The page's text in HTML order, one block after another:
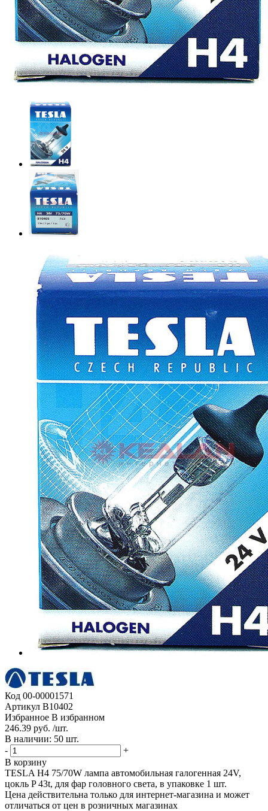
Код 00-00001571
Артикул B10402
Избранное В избранном
246.39 руб. /шт.
В наличии: 50 шт.
-
+
В корзину
TESLA H4 75/70W лампа автомобильная галогенная 24V,
цокль P 43t, для фар головного света, в упаковке 1 шт.
Цена действительна только для интернет-магазина и может
отличаться от цен в розничных магазинах